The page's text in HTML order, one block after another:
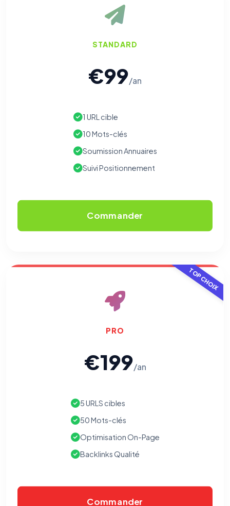
STANDARD
€99/an
1 URL cible
10 Mots-clés
Soumission Annuaires
Suivi Positionnement
Commander
TOP CHOIX
PRO
€199/an
5 URLS cibles
50 Mots-clés
Optimisation On-Page
Backlinks Qualité
Commander